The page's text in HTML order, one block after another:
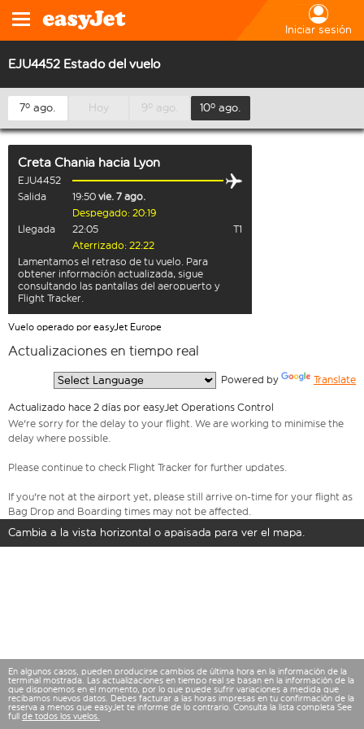
Iniciar sesión
EJU4452 Estado del vuelo
7º ago. Hoy 9º ago. 10º ago.
Creta Chania hacia Lyon
EJU4452
Salida
19:50 vie. 7 ago.
Despegado: 20:19
Llegada
22:05
T1
Aterrizado: 22:22
Lamentamos el retraso de tu vuelo. Para
obtener información actualizada, sigue
consultando las pantallas del aeropuerto y
Flight Tracker.
Vuelo operado por easyJet Europe
Actualizaciones en tiempo real
Powered by Translate
Actualizado hace 2 días por easyJet Operations Control
We're sorry for the delay to your flight. We are working to minimise the
delay where possible.
Please continue to check Flight Tracker for further updates.
If you're not at the airport yet, please still arrive on-time for your flight as
Bag Drop and Boarding times may not be affected.
Cambia a la vista horizontal o apaisada para ver el mapa.
En algunos casos, pueden producirse cambios de última hora en la información de la
terminal mostrada. Las actualizaciones en tiempo real se basan en la información de la
que disponemos en el momento, por lo que puede sufrir variaciones a medida que
recibamos nuevos datos. Debes facturar a las horas impresas en tu confirmación de la
reserva a menos que easyJet te informe de lo contrario. Consulta la lista completa See
full de todos los vuelos.